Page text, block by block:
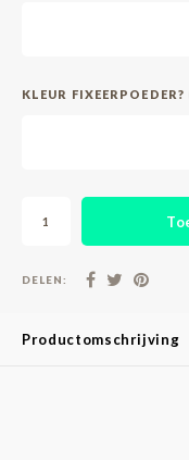
KLEUR
DELEN:
Productomschrijving